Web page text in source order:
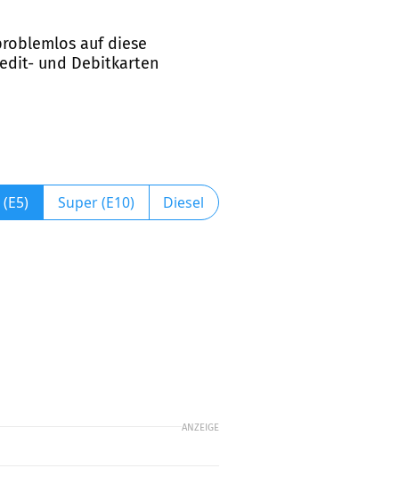
auf diese
und Debitkarten
Super (E10) Diesel
ANZEIGE